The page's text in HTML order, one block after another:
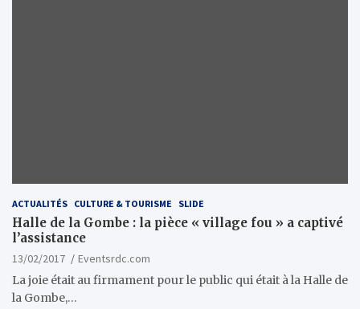
ACTUALITÉS CULTURE & TOURISME SLIDE
Halle de la Gombe : la pièce « village fou » a captivé
l’assistance
13/02/2017
Eventsrdc.com
La joie était au firmament pour le public qui était à la Halle de
la Gombe,…